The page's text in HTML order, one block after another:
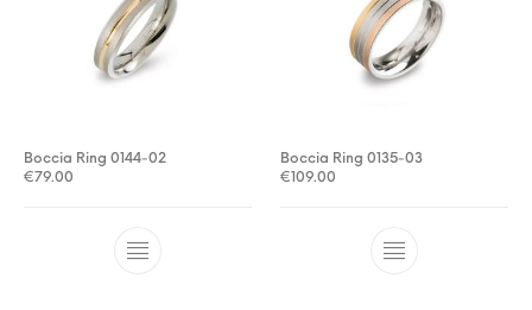
Accessoires
Boccia Ring 0144-02
€79.00
Boccia Ring 0135-03
€109.00